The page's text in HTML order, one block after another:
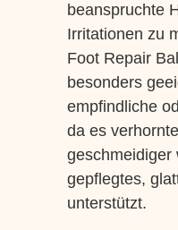
beanspruchte
Irritationen zu
Foot Repair
besonders
empfindliche
da es
geschmeidiger
gepflegtes,
unterstützt.